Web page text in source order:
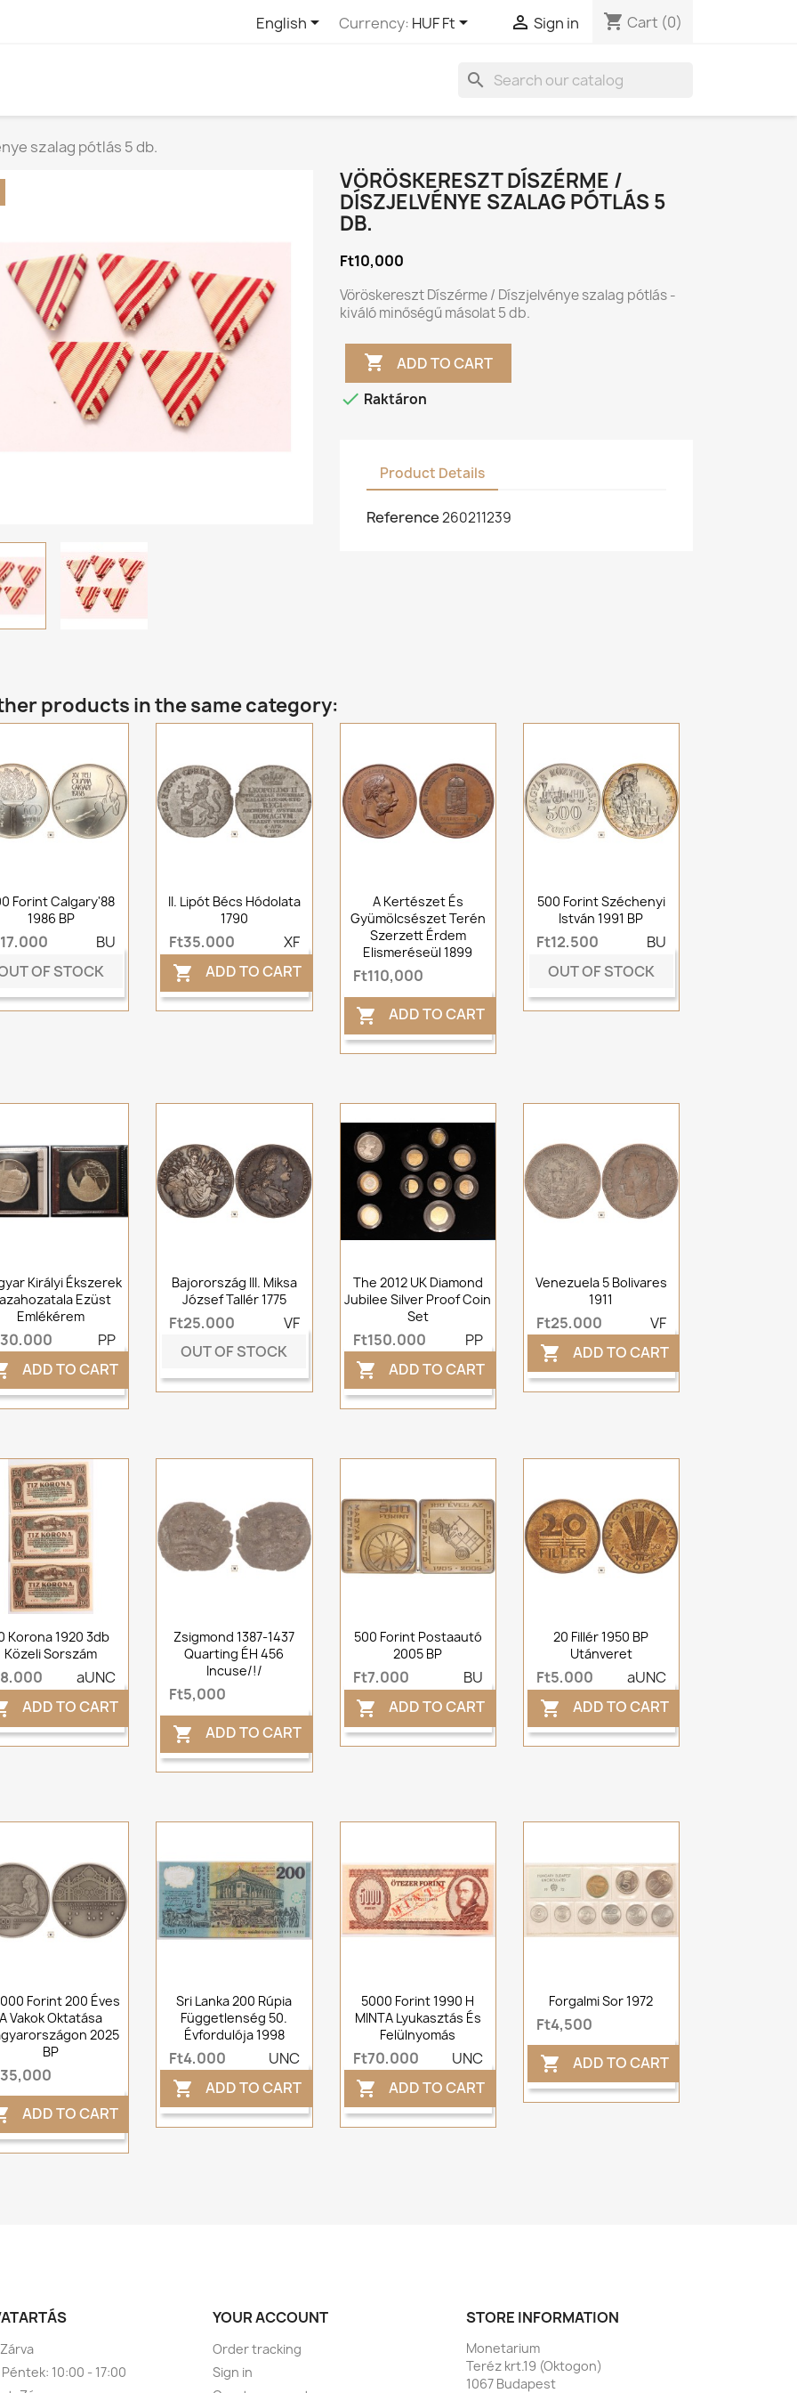
English Currency: HUF Ft  Sign in shopping_cart Cart (0)
search
szalag pótlás 5 db.
VÖRÖSKERESZT DÍSZÉRME /
DÍSZJELVÉNYE SZALAG PÓTLÁS 5
DB.
Ft10,000
Vöröskereszt Díszérme / Díszjelvénye szalag pótlás -
kiváló minőségű másolat 5 db.
 ADD TO CART
 Raktáron
Product Details
Reference260211239
products in the same category:
Forint Calgary'88
1986 BP
BU
OF STOCK
II. Lipót Bécs Hódolata
1790
Ft35,000 XF
 ADD TO CART
A Kertészet És
Gyümölcsészet Terén
Szerzett Érdem
Elismeréseül 1899
Ft110,000
 ADD TO CART
500 Forint Széchenyi
István 1991 BP
Ft12,500
BU
OUT OF STOCK
Királyi Ékszerek
Ezüst
Emlékérem
PP
ADD TO CART
Bajorország III. Miksa
József Tallér 1775
Ft25,000
VF
OUT OF STOCK
The 2012 UK Diamond
Jubilee Silver Proof Coin
Set
Ft150,000 PP
 ADD TO CART
Venezuela 5 Bolivares
1911
Ft25,000 VF
 ADD TO CART
Korona 1920 3db
Közeli Sorszám
aUNC
ADD TO CART
Zsigmond 1387-1437
Quarting ÉH 456
Incuse/!/
Ft5,000
 ADD TO CART
500 Forint Postaautó
2005 BP
Ft7,000 BU
 ADD TO CART
20 Fillér 1950 BP
Utánveret
Ft5,000 aUNC
 ADD TO CART
Forint 200 Éves
A Vakok Oktatása
2025
BP
ADD TO CART
Sri Lanka 200 Rúpia
Függetlenség 50.
Évfordulója 1998
Ft4,000 UNC
 ADD TO CART
5000 Forint 1990 H
MINTA Lyukasztás És
Felülnyomás
Ft70,000 UNC
 ADD TO CART
Forgalmi Sor 1972
Ft4,500
 ADD TO CART
10:00 - 17:00
YOUR ACCOUNT
Order tracking
Sign in
STORE INFORMATION
Monetarium
Teréz krt.19 (Oktogon)
1067 Budapest